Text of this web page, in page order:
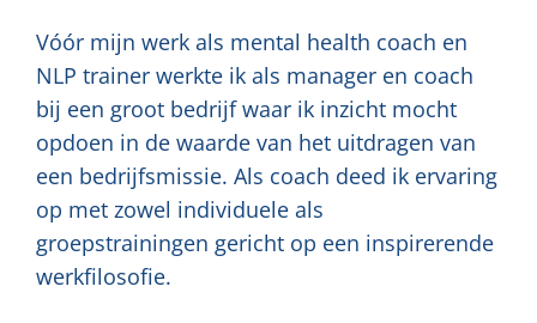
Vóór mijn werk als mental health coach en
NLP trainer werkte ik als manager en coach
bij een groot bedrijf waar ik inzicht mocht
opdoen in de waarde van het uitdragen van
een bedrijfsmissie. Als coach deed ik ervaring
op met zowel individuele als
groepstrainingen gericht op een inspirerende
werkfilosofie.